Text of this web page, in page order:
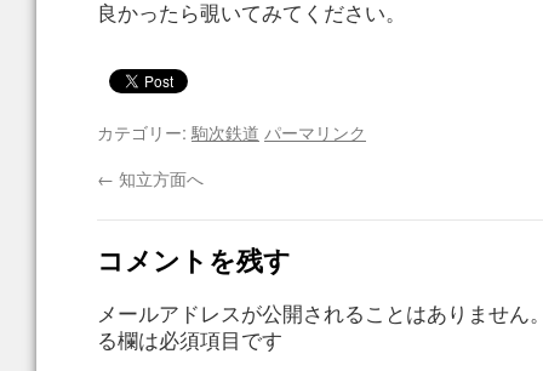
良かったら覗いてみてください。
カテゴリー: 駒次鉄道 パーマリンク
← 知立方面へ
コメントを残す
メールアドレスが公開されることはありません
る欄は必須項目です